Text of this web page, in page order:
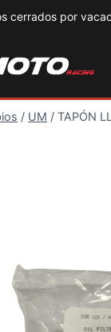
cerrados por
/ UM / TAPÓN